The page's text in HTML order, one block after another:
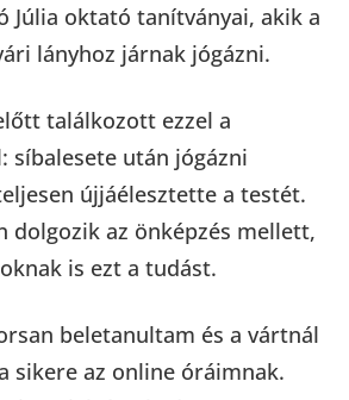
Júlia oktató tanítványai, akik a
lányhoz járnak jógázni.
találkozott ezzel a
síbalesete után jógázni
újjáélesztette a testét.
dolgozik az önképzés mellett,
is ezt a tudást.
beletanultam és a vártnál
sikere az online óráimnak.